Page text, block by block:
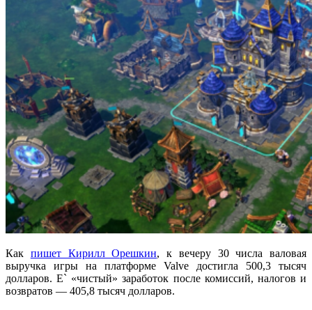
Как пишет Кирилл Орешкин, к вечеру 30 числа валовая
выручка игры на платформе Valve достигла 500,3 тысяч
долларов. Е` «чистый» заработок после комиссий, налогов и
возвратов — 405,8 тысяч долларов.